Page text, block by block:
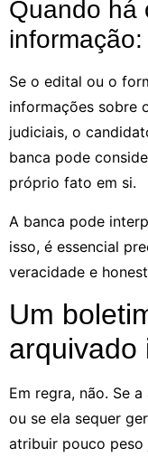
Quando há
informação:
Se o edital ou o
informações sobre
judiciais, o
banca pode
próprio fato em si.
A banca pode
isso, é essencial
veracidade e
Um
arquivado
Em regra, não. Se
ou se ela sequer
atribuir pouco